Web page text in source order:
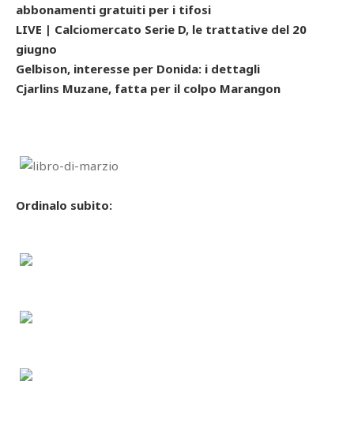
abbonamenti gratuiti per i tifosi
LIVE | Calciomercato Serie D, le trattative del 20
giugno
Gelbison, interesse per Donida: i dettagli
Cjarlins Muzane, fatta per il colpo Marangon
Ordinalo subito: